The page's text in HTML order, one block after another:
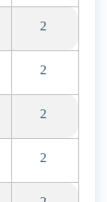
2
2
2
2